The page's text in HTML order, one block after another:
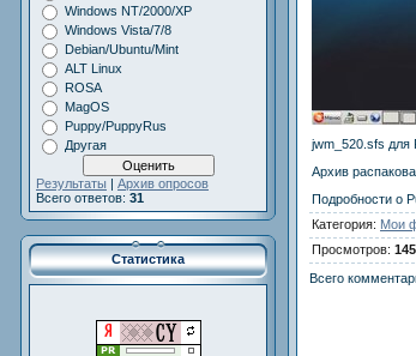
Windows NT/2000/XP
Windows Vista/7/8
Debian/Ubuntu/Mint
ALT Linux
ROSA
MagOS
Puppy/PuppyRus
Другая
Результаты | Архив опросов
Всего ответов: 31
Статистика
jwm_520.sfs для
Архив
Подробности о
Категория: Мои
Просмотров:
Всего